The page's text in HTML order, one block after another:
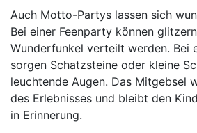
Auch Motto-Partys lassen sich
Bei einer Feenparty können
Wunderfunkel verteilt werden. Bei
sorgen Schatzsteine oder kleine
leuchtende Augen. Das Mitgebsel
des Erlebnisses und bleibt den
in Erinnerung.